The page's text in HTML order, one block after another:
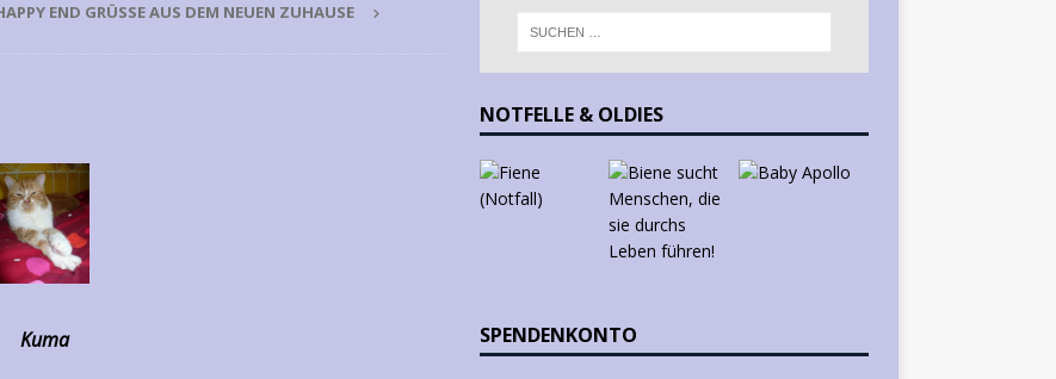
END GRÜSSE AUS DEM NEUEN ZUHAUSE
Kuma
NOTFELLE & OLDIES
SPENDENKONTO